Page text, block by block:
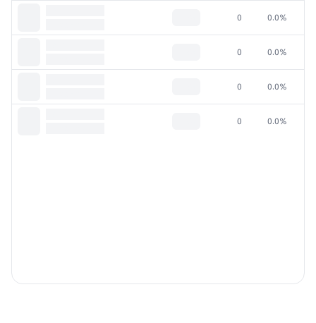
0 0.0%
0 0.0%
0 0.0%
0 0.0%